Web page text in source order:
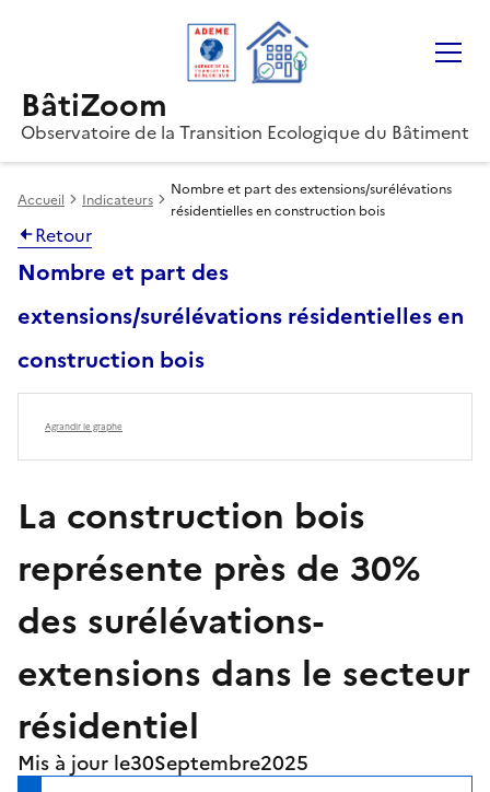
BâtiZoom
Observatoire de la Transition Ecologique du Bâtiment
Accueil Indicateurs
Nombre et part des extensions/surélévations
résidentielles en construction bois
Retour
Nombre et part des
extensions/surélévations résidentielles en
construction bois
Agrandir le graphe
La construction bois
représente près de 30%
des surélévations-
extensions dans le secteur
résidentiel
Mis à jour le30Septembre2025